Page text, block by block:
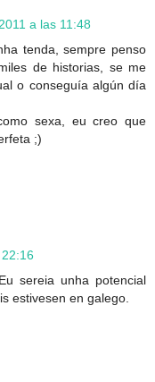
a las 11:48
tenda, sempre penso
de historias, se me
o conseguía algún día
sexa, eu creo que
;)
sereia unha potencial
estivesen en galego.